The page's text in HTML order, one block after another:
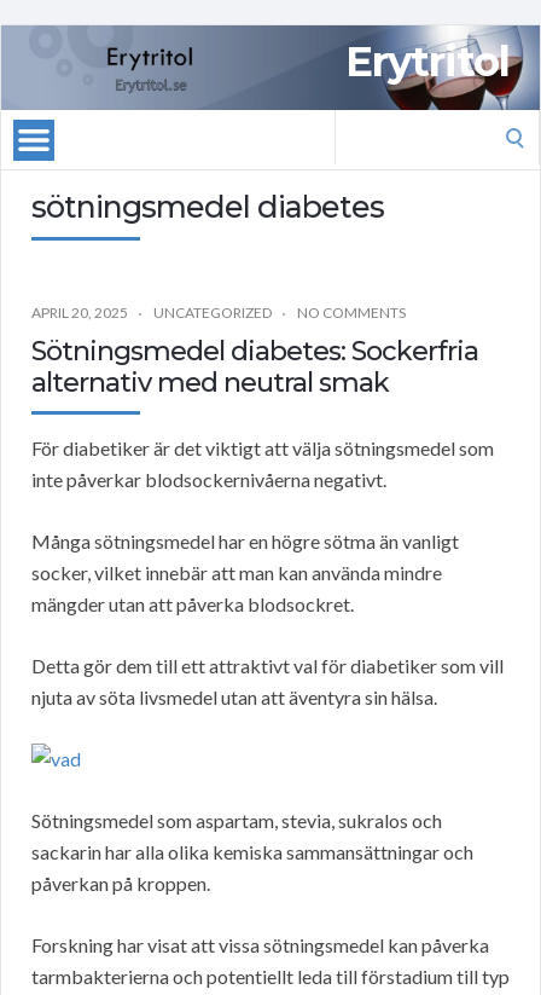
Erytritol
sötningsmedel diabetes
APRIL 20, 2025 UNCATEGORIZED NO COMMENTS
Sötningsmedel diabetes: Sockerfria
alternativ med neutral smak
För diabetiker är det viktigt att välja sötningsmedel som
inte påverkar blodsockernivåerna negativt.
Många sötningsmedel har en högre sötma än vanligt
socker, vilket innebär att man kan använda mindre
mängder utan att påverka blodsockret.
Detta gör dem till ett attraktivt val för diabetiker som vill
njuta av söta livsmedel utan att äventyra sin hälsa.
Sötningsmedel som aspartam, stevia, sukralos och
sackarin har alla olika kemiska sammansättningar och
påverkan på kroppen.
Forskning har visat att vissa sötningsmedel kan påverka
tarmbakterierna och potentiellt leda till förstadium till typ